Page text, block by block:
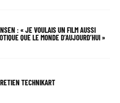
: « JE VOULAIS UN FILM AUSSI
QUE LE MONDE D’AUJOURD’HUI »
TECHNIKART